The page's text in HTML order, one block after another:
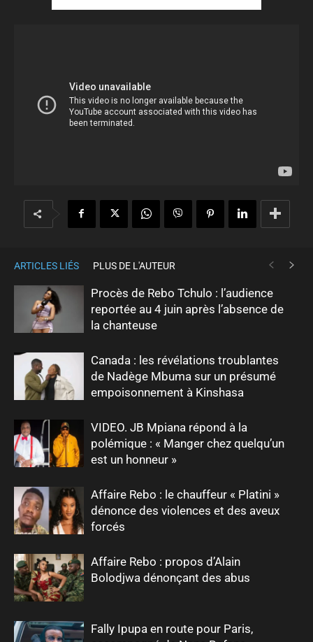
ARTICLES LIÉS PLUS DE L'AUTEUR
Procès de Rebo Tchulo : l’audience
reportée au 4 juin après l’absence de
la chanteuse
Canada : les révélations troublantes
de Nadège Mbuma sur un présumé
empoisonnement à Kinshasa
VIDEO. JB Mpiana répond à la
polémique : « Manger chez quelqu’un
est un honneur »
Affaire Rebo : le chauffeur « Platini »
dénonce des violences et des aveux
forcés
Affaire Rebo : propos d’Alain
Bolodjwa dénonçant des abus
Fally Ipupa en route pour Paris,